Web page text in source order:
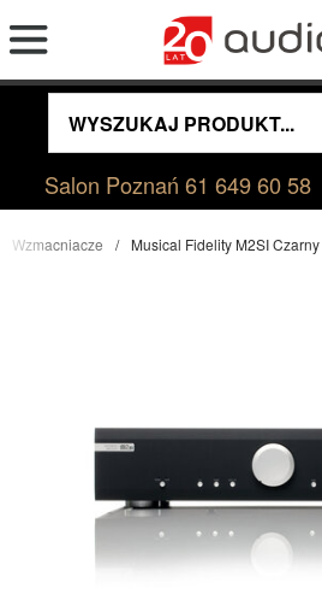
Salon Poznań61 649 60 58
Wzmacniacze Musical Fidelity M2SI